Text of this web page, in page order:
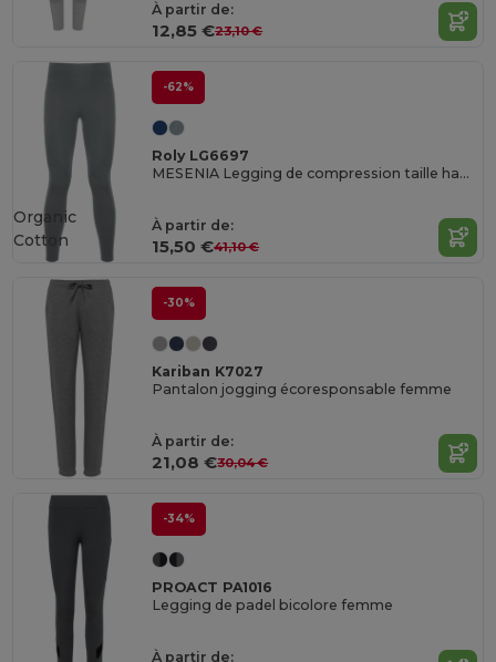
À partir de:
12,85 €23,10 €
-62%
Roly LG6697
MESENIA Legging de compression taille haute
À partir de:
15,50 €41,10 €
Organic
Cotton
-30%
Kariban K7027
Pantalon jogging écoresponsable femme
À partir de:
21,08 €30,04 €
-34%
PROACT PA1016
Legging de padel bicolore femme
À partir de: